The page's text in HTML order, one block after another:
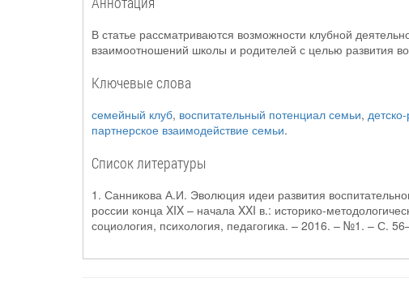
В статье рассматриваются возможности клубной
взаимоотношений школы и родителей с целью развития
Ключевые слова
семейный клуб, воспитательный потенциал семьи,
партнерское взаимодействие семьи.
Список литературы
1. Санникова А.И. Эволюция идеи развития
россии конца XIX – начала XXI в.: историко-
социология, психология, педагогика. – 2016. – №1. – С.